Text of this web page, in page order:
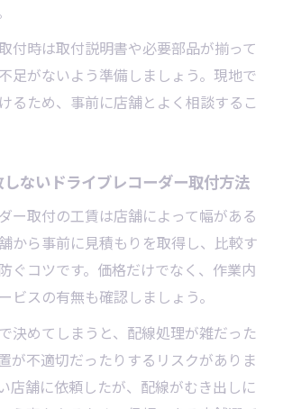
付時は取付説明書や必要部品が揃って
足がないよう準備しましょう。現地で
るため、事前に店舗とよく相談するこ
ないドライブレコーダー取付方法
ー取付の工賃は店舗によって幅がある
から事前に見積もりを取得し、比較す
ぐコツです。価格だけでなく、作業内
ビスの有無も確認しましょう。
決めてしまうと、配線処理が雑だった
が不適切だったりするリスクがありま
店舗に依頼したが、配線がむき出しに